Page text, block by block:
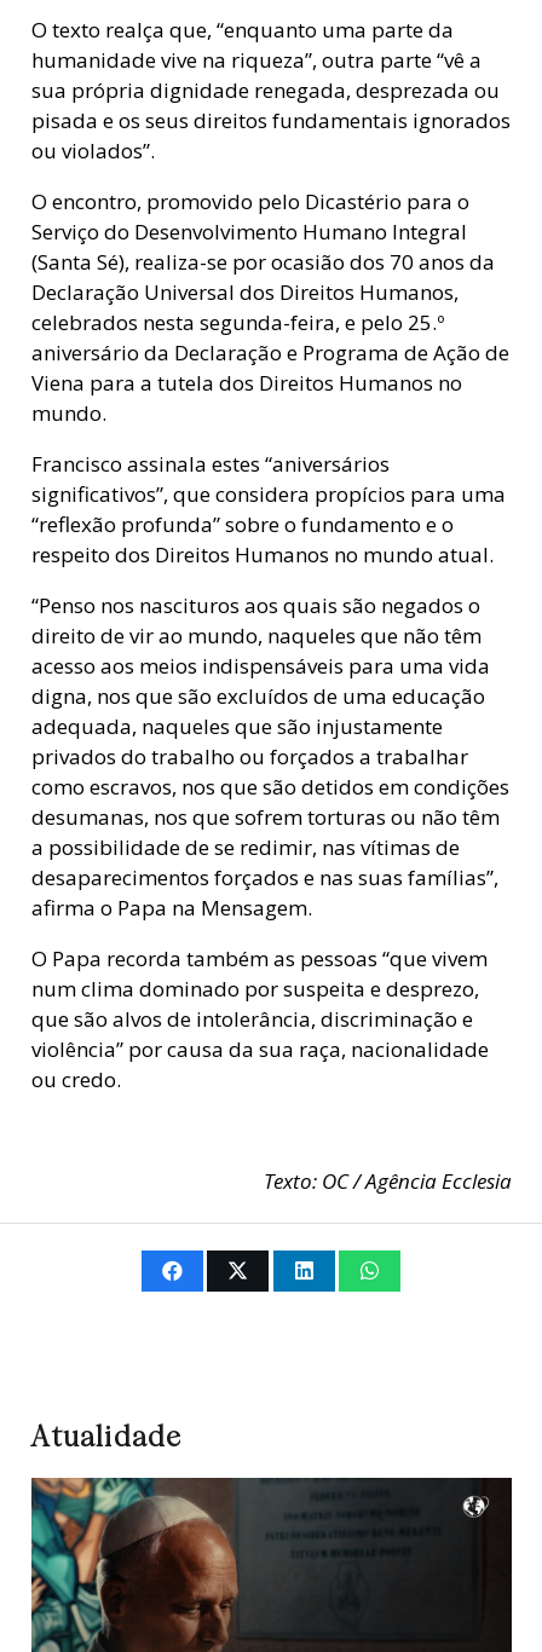
O texto realça que, “enquanto uma parte da
humanidade vive na riqueza”, outra parte “vê a
sua própria dignidade renegada, desprezada ou
pisada e os seus direitos fundamentais ignorados
ou violados”.
O encontro, promovido pelo Dicastério para o
Serviço do Desenvolvimento Humano Integral
(Santa Sé), realiza-se por ocasião dos 70 anos da
Declaração Universal dos Direitos Humanos,
celebrados nesta segunda-feira, e pelo 25.º
aniversário da Declaração e Programa de Ação de
Viena para a tutela dos Direitos Humanos no
mundo.
Francisco assinala estes “aniversários
significativos”, que considera propícios para uma
“reflexão profunda” sobre o fundamento e o
respeito dos Direitos Humanos no mundo atual.
“Penso nos nascituros aos quais são negados o
direito de vir ao mundo, naqueles que não têm
acesso aos meios indispensáveis para uma vida
digna, nos que são excluídos de uma educação
adequada, naqueles que são injustamente
privados do trabalho ou forçados a trabalhar
como escravos, nos que são detidos em condições
desumanas, nos que sofrem torturas ou não têm
a possibilidade de se redimir, nas vítimas de
desaparecimentos forçados e nas suas famílias”,
afirma o Papa na Mensagem.
O Papa recorda também as pessoas “que vivem
num clima dominado por suspeita e desprezo,
que são alvos de intolerância, discriminação e
violência” por causa da sua raça, nacionalidade
ou credo.
Texto: OC / Agência Ecclesia
Atualidade